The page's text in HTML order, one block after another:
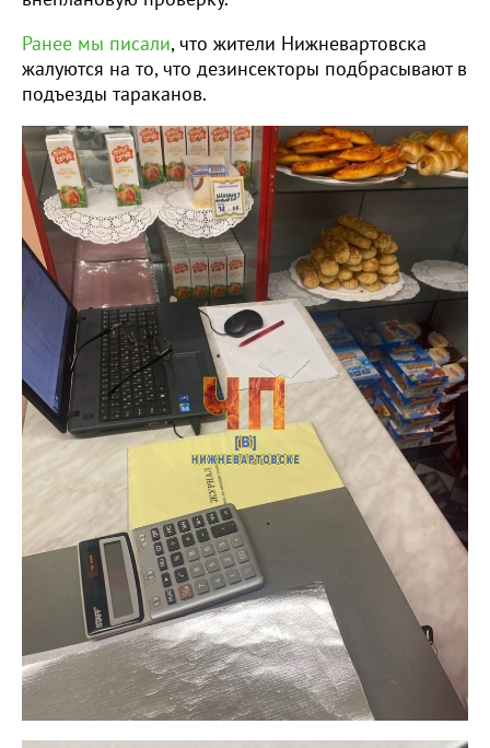
Ранее мы писали, что жители Нижневартовска
жалуются на то, что дезинсекторы подбрасывают в
подъезды тараканов.